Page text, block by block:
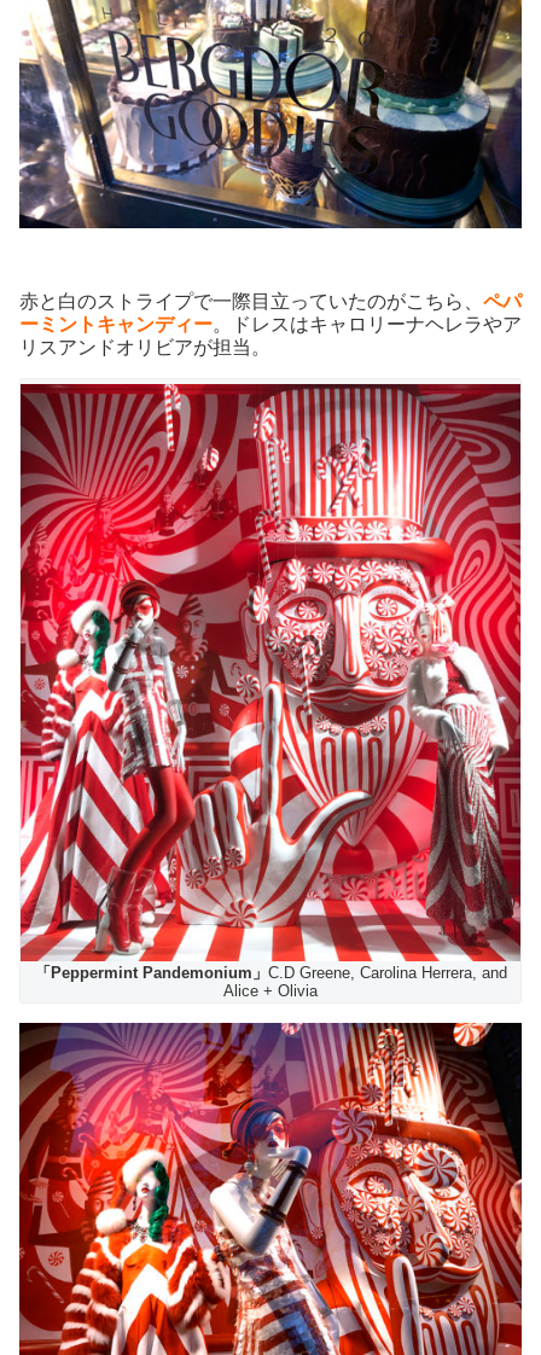
赤と白のストライプで一際目立っていたのがこちら、 ペパ
ーミントキャンディー。ドレスはキャロリーナヘレラやア
リスアンドオリビアが担当。
「Peppermint Pandemonium」 C.D Greene, Carolina Herrera, and
Alice + Olivia